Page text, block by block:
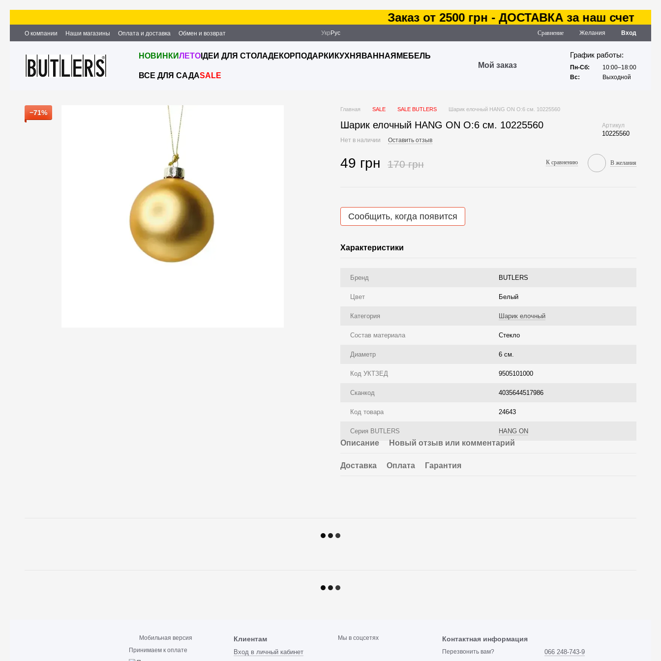
Заказ от 2500 грн - ДОСТАВКА за наш счет
О компании Наши магазины Оплата и доставка
Обмен и возврат
Партнёрство и сотрудничество
Вакансии Контактная информация
Укр Рус Сравнение Желания Вход
НОВИНКИЛЕТО ІДЕИ ДЛЯ СТОЛАДЕКОР ПОДАРКИ КУХНЯ ВАННАЯ МЕБЕЛЬ
ВСЕ ДЛЯ САДАSALE
Мой заказ
График работы:
Пн-Сб:
10:00–18:00
Вс:
Выходной
−71% Главная SALE SALE BUTLERS Шарик елочный HANG ON O:6 см. 10225560
Шарик елочный HANG ON O:6 см. 10225560 Артикул
10225560
Нет в наличии Оставить отзыв
49 грн 170 грн К сравнению В желания
Сообщить, когда появится
Характеристики
Бренд BUTLERS
Цвет Белый
Категория Шарик елочный
Состав материала Стекло
Диаметр 6 см.
Код УКТЗЕД 9505101000
Сканкод 4035644517986
Код товара 24643
Серия BUTLERS HANG ON
Описание Новый отзыв или комментарий
Доставка Оплата Гарантия
Мобильная версия
Принимаем к оплате
Клиентам
Вход в личный кабинет
Мы в соцсетях Контактная информация
Перезвонить вам? 066 248-743-9